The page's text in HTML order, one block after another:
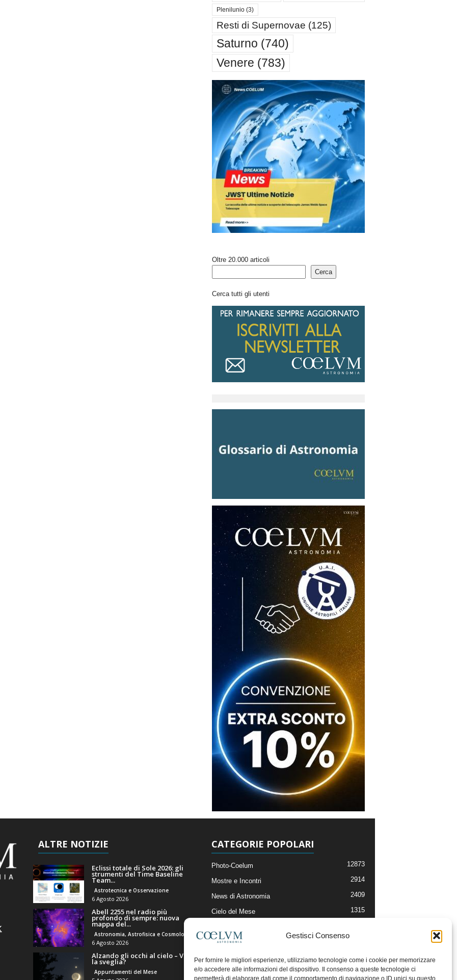
Gestisci Consenso
Per fornire le migliori esperienze, utilizziamo tecnologie come i cookie per memorizzare
e/o accedere alle informazioni del dispositivo. Il consenso a queste tecnologie ci
permetterà di elaborare dati come il comportamento di navigazione o ID unici su questo
Plenilunio(3)
Resti di Supernovae (125)
Saturno (740)
Venere (783)
Oltre 20.000 articoli
Cerca
Cerca tutti gli utenti
ALTRE NOTIZIE
Eclissi totale di Sole 2026: gli
strumenti del Time Baseline
Team...
Astrotecnica e Osservazione
6 Agosto 2026
Abell 2255 nel radio più
profondo di sempre: nuova
mappa del...
Astronomia, Astrofisica e Cosmologia
6 Agosto 2026
Alzando gli occhi al cielo – Vale
la sveglia?
Appuntamenti del Mese
CATEGORIE POPOLARI
Photo-Coelum 12873
Mostre e Incontri 2914
News di Astronomia 2409
Cielo del Mese 1315
Articoli e Risorse On-Line
Il Blog della Redazione